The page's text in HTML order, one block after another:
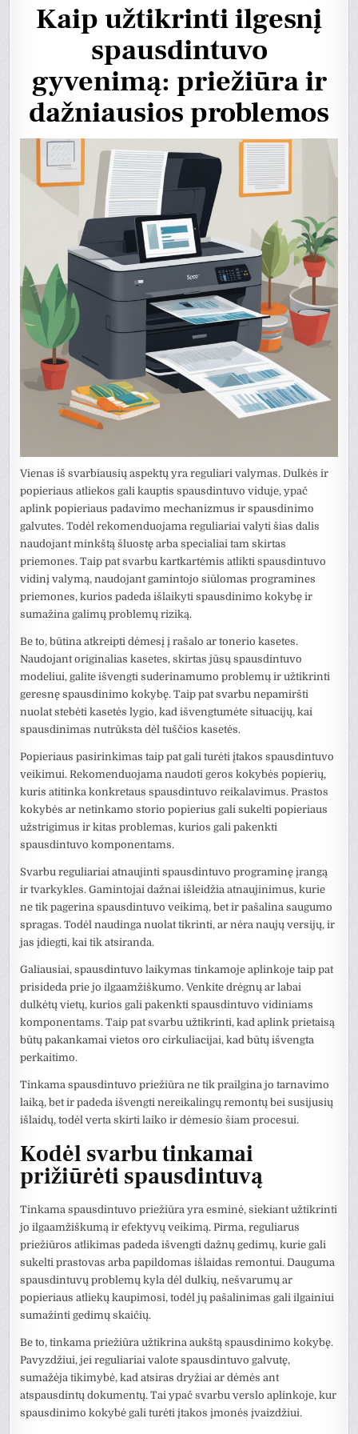
Kaip užtikrinti ilgesnį
spausdintuvo
gyvenimą: priežiūra ir
dažniausios problemos
Vienas iš svarbiausių aspektų yra reguliari valymas. Dulkės ir
popieriaus atliekos gali kauptis spausdintuvo viduje, ypač
aplink popieriaus padavimo mechanizmus ir spausdinimo
galvutes. Todėl rekomenduojama reguliariai valyti šias dalis
naudojant minkštą šluostę arba specialiai tam skirtas
priemones. Taip pat svarbu kartkartėmis atlikti spausdintuvo
vidinį valymą, naudojant gamintojo siūlomas programines
priemones, kurios padeda išlaikyti spausdinimo kokybę ir
sumažina galimų problemų riziką.
Be to, būtina atkreipti dėmesį į rašalo ar tonerio kasetes.
Naudojant originalias kasetes, skirtas jūsų spausdintuvo
modeliui, galite išvengti suderinamumo problemų ir užtikrinti
geresnę spausdinimo kokybę. Taip pat svarbu nepamiršti
nuolat stebėti kasetės lygio, kad išvengtumėte situacijų, kai
spausdinimas nutrūksta dėl tuščios kasetės.
Popieriaus pasirinkimas taip pat gali turėti įtakos spausdintuvo
veikimui. Rekomenduojama naudoti geros kokybės popierių,
kuris atitinka konkretaus spausdintuvo reikalavimus. Prastos
kokybės ar netinkamo storio popierius gali sukelti popieriaus
užstrigimus ir kitas problemas, kurios gali pakenkti
spausdintuvo komponentams.
Svarbu reguliariai atnaujinti spausdintuvo programinę įrangą
ir tvarkykles. Gamintojai dažnai išleidžia atnaujinimus, kurie
ne tik pagerina spausdintuvo veikimą, bet ir pašalina saugumo
spragas. Todėl naudinga nuolat tikrinti, ar nėra naujų versijų, ir
jas įdiegti, kai tik atsiranda.
Galiausiai, spausdintuvo laikymas tinkamoje aplinkoje taip pat
prisideda prie jo ilgaamžiškumo. Venkite drėgnų ar labai
dulkėtų vietų, kurios gali pakenkti spausdintuvo vidiniams
komponentams. Taip pat svarbu užtikrinti, kad aplink prietaisą
būtų pakankamai vietos oro cirkuliacijai, kad būtų išvengta
perkaitimo.
Tinkama spausdintuvo priežiūra ne tik prailgina jo tarnavimo
laiką, bet ir padeda išvengti nereikalingų remontų bei susijusių
išlaidų, todėl verta skirti laiko ir dėmesio šiam procesui.
Kodėl svarbu tinkamai
prižiūrėti spausdintuvą
Tinkama spausdintuvo priežiūra yra esminė, siekiant užtikrinti
jo ilgaamžiškumą ir efektyvų veikimą. Pirma, reguliarus
priežiūros atlikimas padeda išvengti dažnų gedimų, kurie gali
sukelti prastovas arba papildomas išlaidas remontui. Dauguma
spausdintuvų problemų kyla dėl dulkių, nešvarumų ar
popieriaus atliekų kaupimosi, todėl jų pašalinimas gali ilgainiui
sumažinti gedimų skaičių.
Be to, tinkama priežiūra užtikrina aukštą spausdinimo kokybę.
Pavyzdžiui, jei reguliariai valote spausdintuvo galvutę,
sumažėja tikimybė, kad atsiras dryžiai ar dėmės ant
atspausdintų dokumentų. Tai ypač svarbu verslo aplinkoje, kur
spausdinimo kokybė gali turėti įtakos įmonės įvaizdžiui.